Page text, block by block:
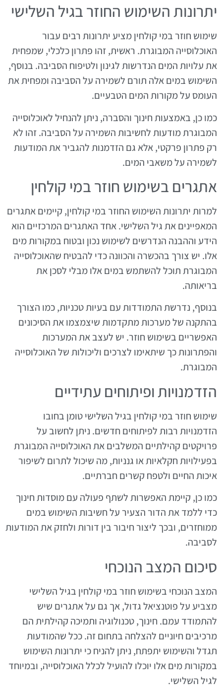
יתרונות השימוש החוזר בגיל השלישי
שימוש חוזר במי קולחין מציע יתרונות רבים עבור
האוכלוסייה המבוגרת. ראשית, זהו פתרון כלכלי, שמפחית
את עלויות המים הנדרשות לגינון ולטיפוח הסביבה. בנוסף,
השימוש במים אלה תורם לשמירה על הסביבה ומפחית את
העומס על מקורות המים הטבעיים.
כמו כן, באמצעות חינוך והסברה, ניתן להנחיל לאוכלוסייה
המבוגרת מודעות לחשיבות השמירה על הסביבה. זהו לא
רק פתרון פרקטי, אלא גם הזדמנות להגביר את המודעות
לשמירה על משאבי המים.
אתגרים בשימוש חוזר במי קולחין
למרות יתרונות השימוש החוזר במי קולחין, קיימים אתגרים
המאפיינים את גיל השלישי. אחד האתגרים המרכזיים הוא
הידע וההבנה הנדרשים לשימוש נכון ובטוח במקורות מים
אלו. יש צורך בהכשרה והכוונה כדי להבטיח שהאוכלוסייה
המבוגרת תוכל להשתמש במים אלו מבלי לסכן את
בריאותה.
בנוסף, נדרשת התמודדות עם בעיות טכניות, כמו הצורך
בהתקנה של מערכות מתקדמות שיצמצמו את הסיכונים
האפשריים בשימוש חוזר. יש לעצב את המערכות
והפתרונות כך שיתאימו לצרכים וליכולות של האוכלוסייה
המבוגרת.
הזדמנויות ופיתוחים עתידיים
שימוש חוזר במי קולחין בגיל השלישי טומן בחובו
הזדמנויות רבות לפיתוחים חדשים. ניתן לחשוב על
פרויקטים קהילתיים המשלבים את האוכלוסייה המבוגרת
בפעילויות חקלאיות או גנניות, מה שיכול לתרום לשיפור
איכות החיים ולטפח קשרים חברתיים.
כמו כן, קיימת האפשרות לשתף פעולה עם מוסדות חינוך
כדי ללמד את הדור הצעיר על חשיבות השימוש במים
ממוחזרים, ובכך ליצור חיבור בין דורות ולחזק את המודעות
לסביבה.
סיכום המצב הנוכחי
המצב הנוכחי בשימוש חוזר במי קולחין בגיל השלישי
מצביע על פוטנציאל גדול, אך גם על אתגרים שיש
להתמודד עמם. חינוך, טכנולוגיה ותמיכה קהילתית הם
מרכיבים חיוניים להצלחה בתחום זה. ככל שהמודעות
תגדל והשימוש יתפתח, ניתן להניח כי יתרונות השימוש
במקורות מים אלו יוכלו להועיל לכלל האוכלוסייה, ובמיוחד
לגיל השלישי.